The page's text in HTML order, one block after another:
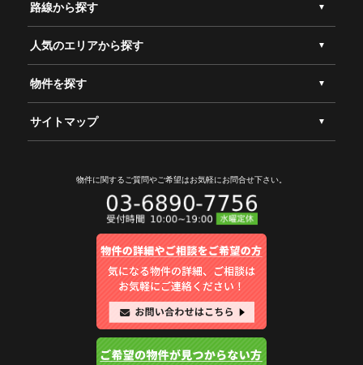
路線から探す
人気のエリアから探す
物件を探す
サイトマップ
物件に関するご質問やご希望はお気軽にお問合せ下さい。